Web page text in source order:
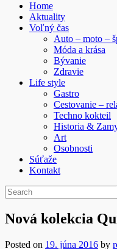
Home
Aktuality
Voľný čas
Auto – moto –
Móda a krása
Bývanie
Zdravie
Life style
Gastro
Cestovanie –
Techno kokteil
Historia &
Art
Osobnosti
Súťaže
Kontakt
Nová kolekcia
Posted on 19. júna 2016 by